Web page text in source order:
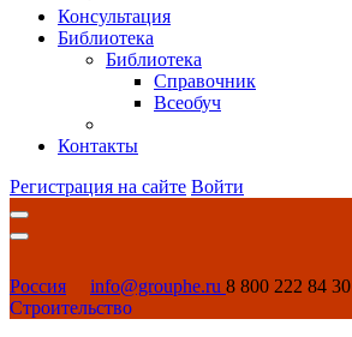
Консультация
Библиотека
Библиотека
Справочник
Всеобуч
Контакты
Регистрация на сайте Войти
Россия info@grouphe.ru 8 800 222 84 30
Строительство